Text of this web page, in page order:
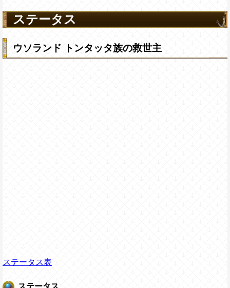
ステータス
ウソランド トンタッタ族の救世主
ステータス表